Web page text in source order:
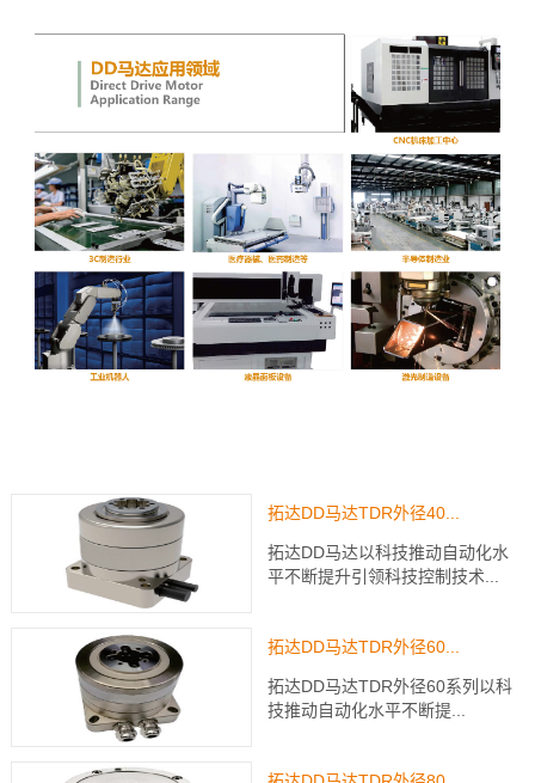
拓达DD马达TDR外径40...
拓达DD马达以科技推动自动化水
平不断提升引领科技控制技术...
拓达DD马达TDR外径60...
拓达DD马达TDR外径60系列以科
技推动自动化水平不断提...